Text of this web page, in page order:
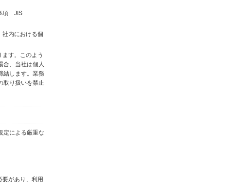
項 JIS
社内における個
す。このよう
合、当社は個人
結します。業務
取り扱いを禁止
定による厳重な
があり、利用